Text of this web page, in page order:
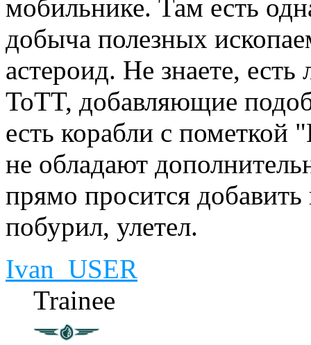
мобильнике. Там есть
добыча полезных
астероид. Не знаете,
ToTT, добавляющие
есть корабли с
не обладают
прямо просится
побурил, улетел.
Ivan_USER
Trainee